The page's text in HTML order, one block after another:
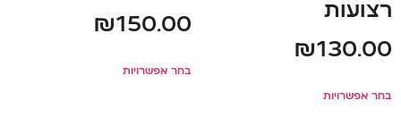
רצועות
₪130.00
בחר אפשרויות
₪150.00
בחר אפשרויות